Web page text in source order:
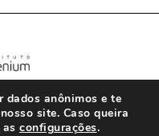
dados anônimos e te
site. Caso queira
configurações.